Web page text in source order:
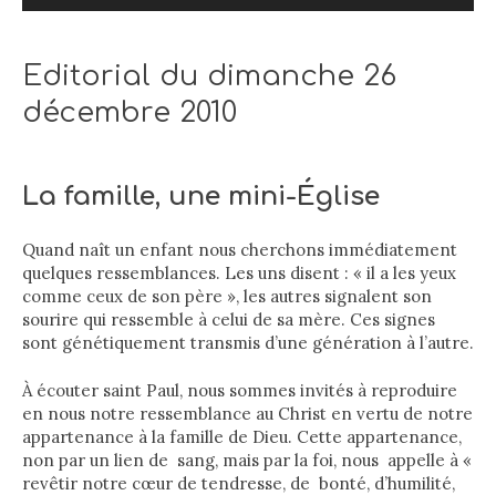
Editorial du dimanche 26
décembre 2010
La famille, une mini-Église
Quand naît un enfant nous cherchons immédiatement
quelques ressemblances. Les uns disent : « il a les yeux
comme ceux de son père », les autres signalent son
sourire qui ressemble à celui de sa mère. Ces signes
sont génétiquement transmis d’une génération à l’autre.
À écouter saint Paul, nous sommes invités à reproduire
en nous notre ressemblance au Christ en vertu de notre
appartenance à la famille de Dieu. Cette appartenance,
non par un lien de sang, mais par la foi, nous appelle à «
revêtir notre cœur de tendresse, de bonté, d’humilité,